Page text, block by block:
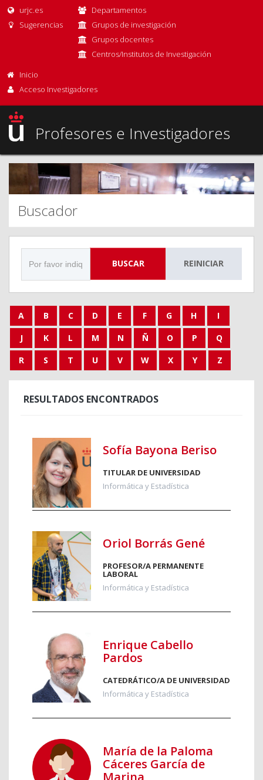
urjc.es
Sugerencias
Departamentos
Grupos de investigación
Grupos docentes
Centros/Institutos de Investigación
Inicio
Acceso Investigadores
Profesores e Investigadores
Buscador
BUSCAR REINICIAR
A B C D E F G H
I
J
K L M N Ñ O P
Q
R
S T U V W X Y Z
RESULTADOS ENCONTRADOS
Sofía Bayona Beriso
TITULAR DE UNIVERSIDAD
Informática y Estadística
Oriol Borrás Gené
PROFESOR/A PERMANENTE
LABORAL
Informática y Estadística
Enrique Cabello
Pardos
CATEDRÁTICO/A DE UNIVERSIDAD
Informática y Estadística
María de la Paloma
Cáceres García de
Marina